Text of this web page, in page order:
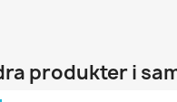
produkter i